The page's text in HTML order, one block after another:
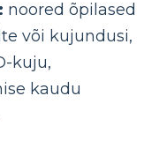
noored õpilased
või kujundusi,
kuju,
kaudu